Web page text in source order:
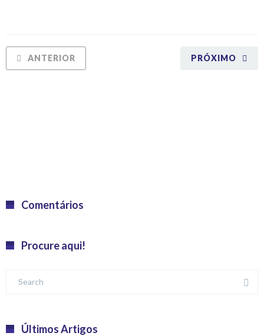
PRÓXIMO
ANTERIOR
Comentários
Procure aqui!
Últimos Artigos